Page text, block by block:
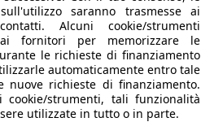
saranno trasmesse ai
Alcuni cookie/strumenti
fornitori per memorizzare le
le richieste di finanziamento
automaticamente entro tale
nuove richieste di finanziamento.
strumenti, tali funzionalità
utilizzate in tutto o in parte.